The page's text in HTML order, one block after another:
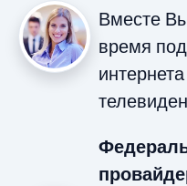
Вместе
время